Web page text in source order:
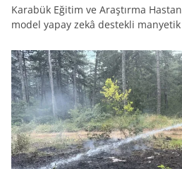
Karabük Eğitim ve Araştırma
model yapay zekâ destekli